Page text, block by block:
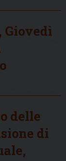
Giovedì
delle
di